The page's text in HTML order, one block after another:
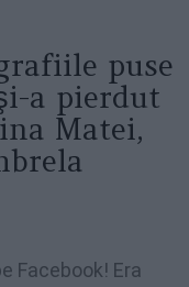
puse
a pierdut
Matei,
Facebook! Era